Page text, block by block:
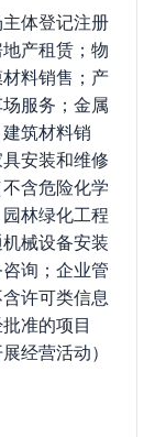
体登记注册
产租赁；物
料销售；产
服务；金属
筑材料销
安装和维修
含危险化学
林绿化工程
械设备安装
询；企业管
许可类信息
准的项目
经营活动）